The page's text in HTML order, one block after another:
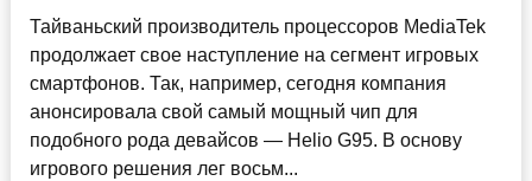
Тайваньский производитель процессоров MediaTek
продолжает свое наступление на сегмент игровых
смартфонов. Так, например, сегодня компания
анонсировала свой самый мощный чип для
подобного рода девайсов — Helio G95. В основу
игрового решения лег восьм...